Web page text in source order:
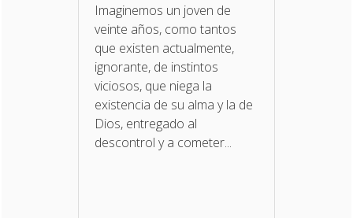
Imaginemos un joven de
veinte años, como tantos
que existen actualmente,
ignorante, de instintos
viciosos, que niega la
existencia de su alma y la de
Dios, entregado al
descontrol y a cometer...